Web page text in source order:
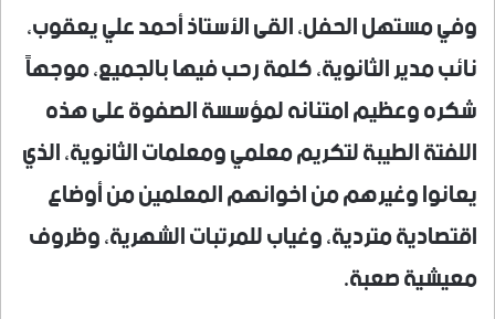
وفي مستهل الحفل، القى الأستاذ أحمد علي يعقوب،
نائب مدير الثانوية، كلمة رحب فيها بالجميع، موجهاً
شكره وعظيم امتنانه لمؤسسة الصفوة على هذه
اللفتة الطيبة لتكريم معلمي ومعلمات الثانوية، الذي
يعانوا وغيرهم من اخوانهم المعلمين من أوضاع
اقتصادية متردية، وغياب للمرتبات الشهرية، وظروف
معيشية صعبة.